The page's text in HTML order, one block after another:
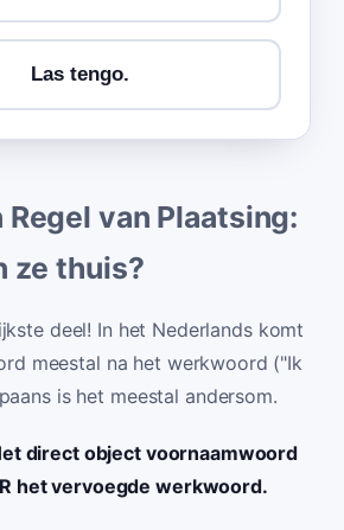
Las tengo.
Regel van Plaatsing:
ze thuis?
deel! In het Nederlands komt
meestal na het werkwoord ("Ik
is het meestal andersom.
direct object voornaamwoord
het vervoegde werkwoord.